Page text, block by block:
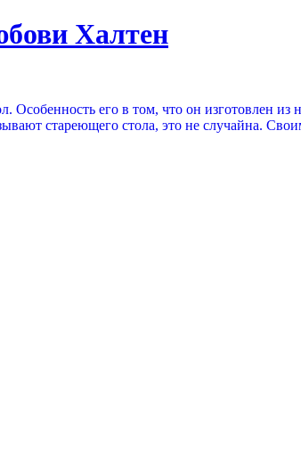
Халтен
его в том, что он изготовлен из
стареющего стола, это не случайна.